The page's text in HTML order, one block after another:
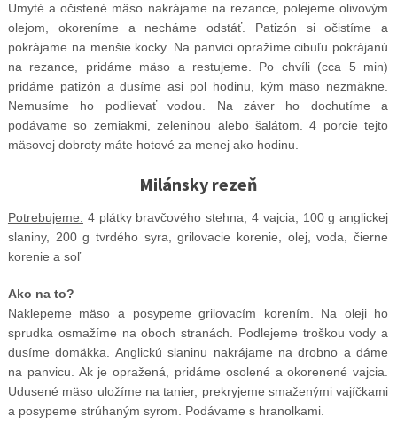
Umyté a očistené mäso nakrájame na rezance, polejeme olivovým
olejom, okoreníme a necháme odstáť. Patizón si očistíme a
pokrájame na menšie kocky. Na panvici opražíme cibuľu pokrájanú
na rezance, pridáme mäso a restujeme. Po chvíli (cca 5 min)
pridáme patizón a dusíme asi pol hodinu, kým mäso nezmäkne.
Nemusíme ho podlievať vodou. Na záver ho dochutíme a
podávame so zemiakmi, zeleninou alebo šalátom. 4 porcie tejto
mäsovej dobroty máte hotové za menej ako hodinu.
Milánsky rezeň
Potrebujeme: 4 plátky bravčového stehna, 4 vajcia, 100 g anglickej
slaniny, 200 g tvrdého syra, grilovacie korenie, olej, voda, čierne
korenie a soľ
Ako na to?
Naklepeme mäso a posypeme grilovacím korením. Na oleji ho
sprudka osmažíme na oboch stranách. Podlejeme troškou vody a
dusíme domäkka. Anglickú slaninu nakrájame na drobno a dáme
na panvicu. Ak je opražená, pridáme osolené a okorenené vajcia.
Udusené mäso uložíme na tanier, prekryjeme smaženými vajíčkami
a posypeme strúhaným syrom. Podávame s hranolkami.